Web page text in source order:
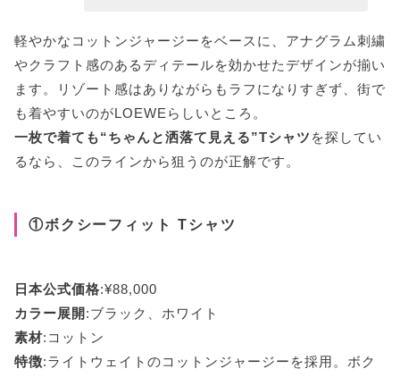
軽やかなコットンジャージーをベースに、アナグラム刺繍
やクラフト感のあるディテールを効かせたデザインが揃い
ます。リゾート感はありながらもラフになりすぎず、街で
も着やすいのがLOEWEらしいところ。
一枚で着ても“ちゃんと洒落て見える”Tシャツ を探してい
るなら、このラインから狙うのが正解です。
①ボクシーフィット Tシャツ
日本公式価格:¥88,000
カラー展開 :ブラック、ホワイト
素材:コットン
特徴:ライトウェイトのコットンジャージーを採用。ボク